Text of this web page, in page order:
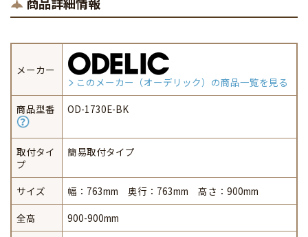
メーカー
このメーカー（オーデリック）の商品一覧を見る
商品型番
OD-1730E-BK
取付タイ
プ
簡易取付タイプ
サイズ
幅：763mm 奥行：763mm 高さ：900mm
全高
900-900mm